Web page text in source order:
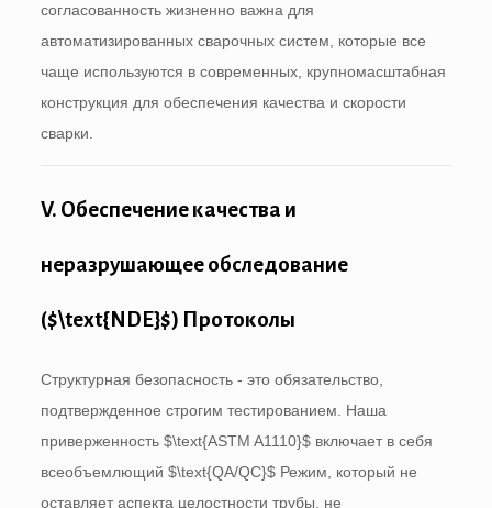
согласованность жизненно важна для
автоматизированных сварочных систем, которые все
чаще используются в современных, крупномасштабная
конструкция для обеспечения качества и скорости
сварки.
V. Обеспечение качества и
неразрушающее обследование
($\text{NDE}$) Протоколы
Структурная безопасность - это обязательство,
подтвержденное строгим тестированием. Наша
приверженность $\text{ASTM A1110}$включает в себя
всеобъемлющий $\text{QA/QC}$Режим, который не
оставляет аспекта целостности трубы, не